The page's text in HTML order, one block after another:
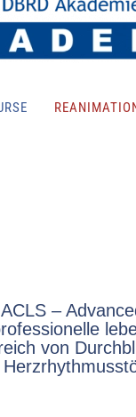
–
von
des